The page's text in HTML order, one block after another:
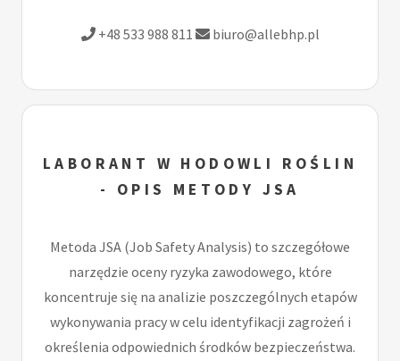
+48 533 988 811 biuro@allebhp.pl
LABORANT W HODOWLI ROŚLIN
- OPIS METODY JSA
Metoda JSA (Job Safety Analysis) to szczegółowe
narzędzie oceny ryzyka zawodowego, które
koncentruje się na analizie poszczególnych etapów
wykonywania pracy w celu identyfikacji zagrożeń i
określenia odpowiednich środków bezpieczeństwa.